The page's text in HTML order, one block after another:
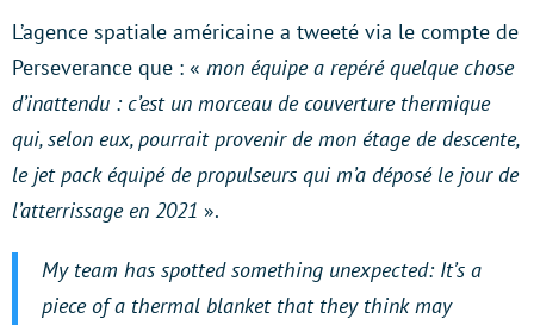
L’agence spatiale américaine a tweeté via le compte de
Perseverance que : « mon équipe a repéré quelque chose
d’inattendu : c’est un morceau de couverture thermique
qui, selon eux, pourrait provenir de mon étage de descente,
le jet pack équipé de propulseurs qui m’a déposé le jour de
l’atterrissage en 2021 ».
My team has spotted something unexpected: It’s a
piece of a thermal blanket that they think may